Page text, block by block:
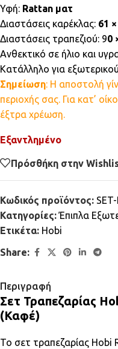
Υφή: Rattan ματ
Διαστάσεις καρέκλας: 61
Διαστάσεις τραπεζιού: 90
Ανθεκτικό σε ήλιο και
Κατάλληλο για
Σημείωση: Η αποστολή
περιοχής σας. Για κατ’
έξτρα χρέωση.
Εξαντλημένο
Πρόσθήκη στην
Κωδικός προϊόντος:
Κατηγορίες: Έπιπλα
Ετικέτα: Hobi
Share:
Περιγραφή
Σετ Τραπεζαρίας
(Καφέ)
Το σετ τραπεζαρίας Hobi